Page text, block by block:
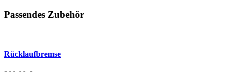
Passendes Zubehör
Rücklaufbremse